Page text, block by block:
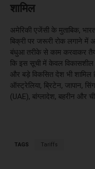
शामिल
अमेरिकी एजेंसी के मुताबिक,
बिक्री पर जरूरी रोक लगाने में
बंधुआ तरीके से काम करवाकर
कि इस सूची में केवल विकासशील
और बड़े विकसित देश भी
ऑस्ट्रेलिया, ब्रिटेन, जापान,
(UAE), बांग्लादेश, बहरीन और
TAGS Tariffs